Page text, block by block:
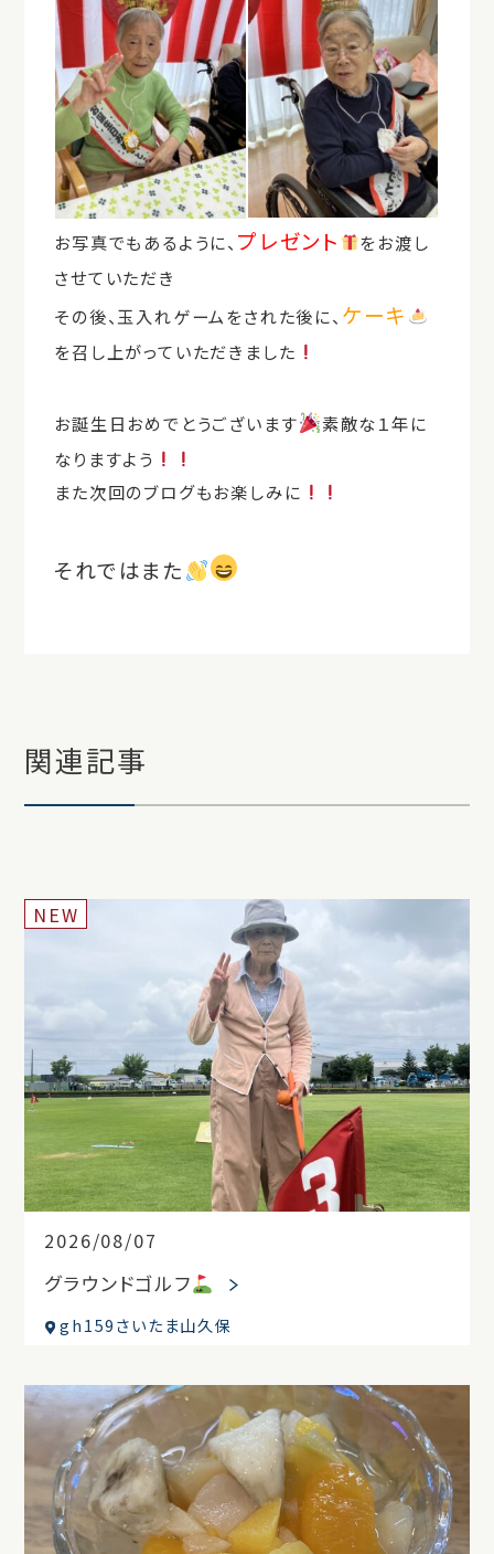
お写真でもあるように、 プレゼント
をお渡し
させていただき
その後、玉入れゲームをされた後に、 ケーキ
を召し上がっていただきました
お誕生日おめでとうございます
素敵な１年に
なりますよう
また次回のブログもお楽しみに
それではまた
関連記事
2026/08/07
NEW
グラウンドゴルフ
gh159さいたま山久保